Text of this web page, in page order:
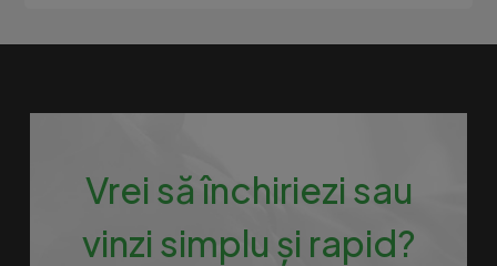
Vrei să închiriezi sau
vinzi simplu și rapid?